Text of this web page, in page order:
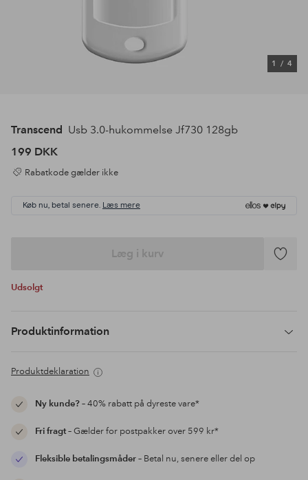
1 / 4
Transcend Usb 3.0-hukommelse Jf730 128gb
199 DKK
Rabatkode gælder ikke
Køb nu, betal senere. Læs mere
Læg i kurv
Tilføj
Udsolgt
Produktinformation
Produktdeklaration
Ny kunde?– 40% rabatt på dyreste vare*
Fri fragt– Gælder for postpakker over 599 kr*
Fleksible betalingsmåder– Betal nu, senere eller del op